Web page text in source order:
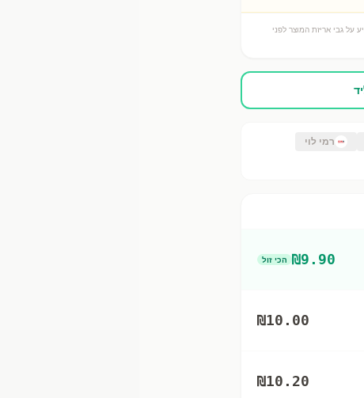
על גבי אריזת המוצר לפני
רמי לוי
₪9.90 הכי זול
₪10.00
₪10.20